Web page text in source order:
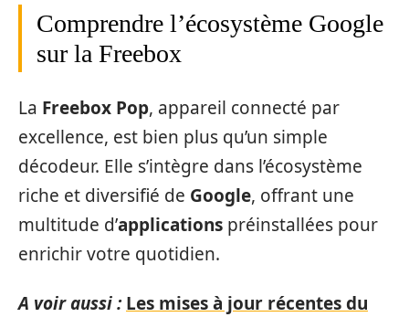
Comprendre l’écosystème Google
sur la Freebox
La Freebox Pop, appareil connecté par
excellence, est bien plus qu’un simple
décodeur. Elle s’intègre dans l’écosystème
riche et diversifié de Google, offrant une
multitude d’applications préinstallées pour
enrichir votre quotidien.
A voir aussi : Les mises à jour récentes du